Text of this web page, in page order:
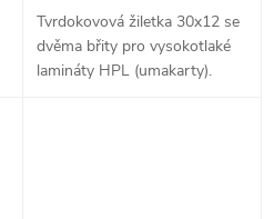
Tvrdokovová žiletka 30x12 se
dvěma břity pro vysokotlaké
lamináty HPL (umakarty).